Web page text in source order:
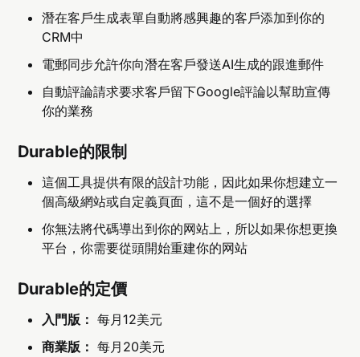
潛在客戶生成表單自動將感興趣的客戶添加到你的
CRM中
電郵同步允許你向潛在客戶發送AI生成的跟進郵件
自動評論請求要求客戶留下Google評論以幫助宣傳
你的業務
Durable的限制
這個工具提供有限的設計功能，因此如果你想建立一
個高級網站或自定義頁面，這不是一個好的選擇
你無法將代碼導出到你的网站上，所以如果你想更換
平台，你需要從頭開始重建你的网站
Durable的定價
入門版： 每月12美元
商業版： 每月20美元